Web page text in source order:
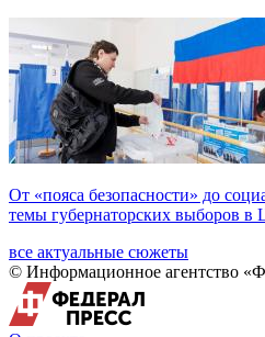
От «пояса безопасности» до
темы губернаторских выборов
все актуальные сюжеты
© Информационное агентство